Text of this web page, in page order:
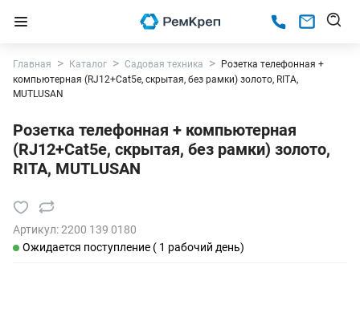
Главная Каталог Садовая техника
Розетка телефонная +
компьютерная (RJ12+Cat5e, скрытая, без рамки) золото, RITA,
MUTLUSAN
Розетка телефонная + компьютерная
(RJ12+Cat5e, скрытая, без рамки) золото,
RITA, MUTLUSAN
Артикул:2200 139 0180
Ожидается поступление ( 1 рабочий день)